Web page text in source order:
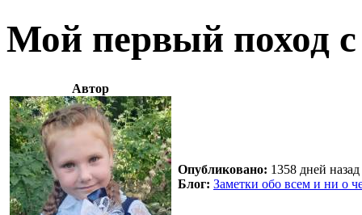
Мой первый поход с
Автор
Опубликовано: 1358 дней
Блог: Заметки обо всем и ни о